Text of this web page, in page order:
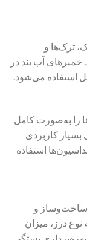
ترک‌ها و
آب بند در
استفاده می‌شود.
را به‌صورت کامل
بسیار کاربردی
استفاده
ساخت‌وساز و
درز، میزان